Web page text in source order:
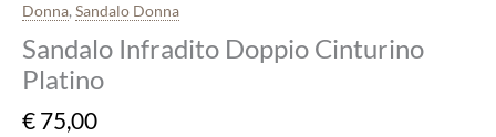
Donna, Sandalo Donna
Sandalo Infradito Doppio Cinturino
Platino
€ 75,00